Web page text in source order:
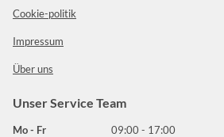
Cookie-politik
Impressum
Über uns
Unser Service Team
Mo - Fr
09:00 - 17:00